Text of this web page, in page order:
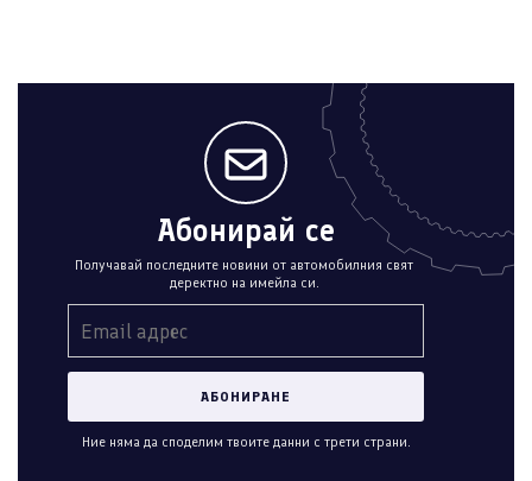
Абонирай се
Получавай последните новини от автомобилния свят
деректно на имейла си.
Ние няма да споделим твоите данни с трети страни.